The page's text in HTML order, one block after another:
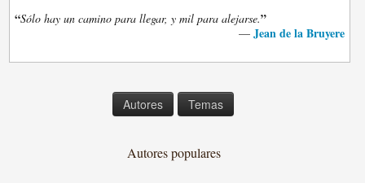
“Sólo hay un camino para llegar, y mil para alejarse.”
— Jean de la Bruyere
Autores Temas
Autores populares